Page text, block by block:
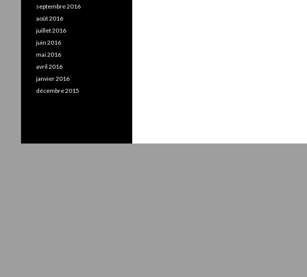
septembre 2016
août 2016
juillet 2016
juin 2016
mai 2016
avril 2016
janvier 2016
décembre 2015